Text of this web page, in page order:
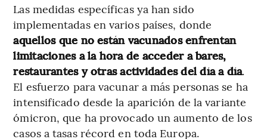
Las medidas específicas ya han sido
implementadas en varios países, donde
aquellos que no están vacunados enfrentan
limitaciones a la hora de acceder a bares,
restaurantes y otras actividades del día a día.
El esfuerzo para vacunar a más personas se ha
intensificado desde la aparición de la variante
ómicron, que ha provocado un aumento de los
casos a tasas récord en toda Europa.